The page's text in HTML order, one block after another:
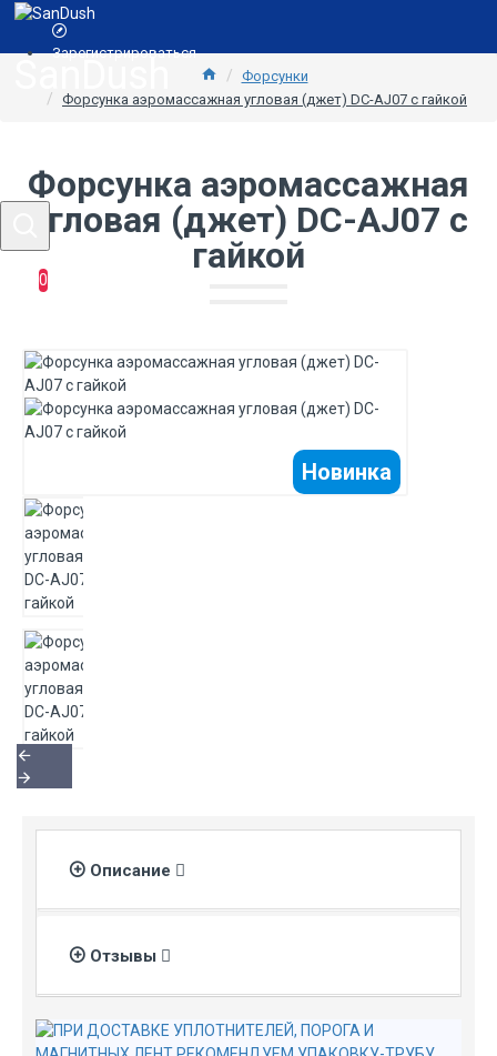
Зарегистрироваться
0
Форсунки
Форсунка аэромассажная угловая (джет) DC-AJ07 с гайкой
Форсунка аэромассажная
угловая (джет) DC-AJ07 с
гайкой
Новинка
Описание
Отзывы